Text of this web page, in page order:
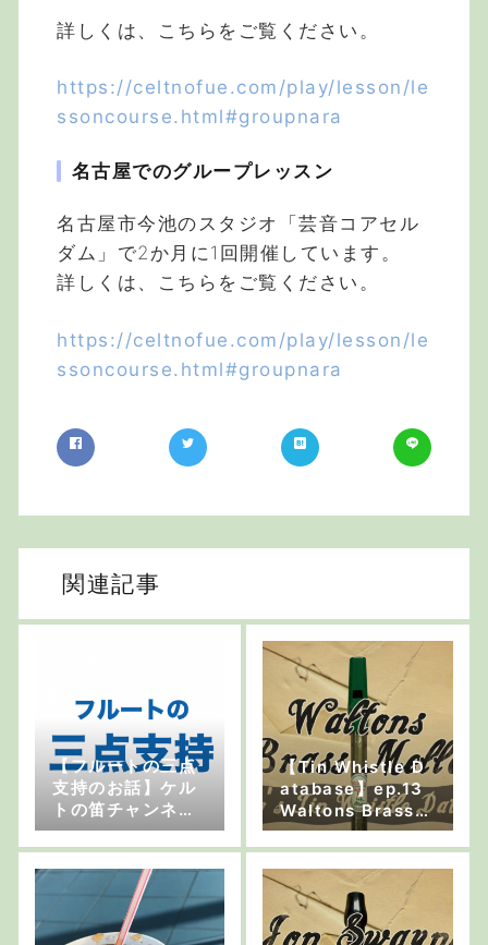
詳しくは、こちらをご覧ください。
https://celtnofue.com/play/lesson/le
ssoncourse.html#groupnara
名古屋でのグループレッスン
名古屋市今池のスタジオ「芸音コアセル
ダム」で2か月に1回開催しています。
詳しくは、こちらをご覧ください。
https://celtnofue.com/play/lesson/le
ssoncourse.html#groupnara
関連記事
【フルートの三点
支持のお話】ケル
トの笛チャンネルv
ol.12
【Tin Whistle D
atabase】ep.13
Waltons Brass
Mellow